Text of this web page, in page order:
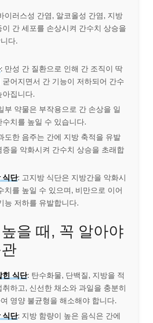
이러스성 간염, 알코올성 간염, 지방
이 간 세포를 손상시켜 간수치 상승을
다.
: 만성 간 질환으로 인해 간 조직이 딱
굳어지면서 간 기능이 저하되어 간수
아집니다.
부 약물은 부작용으로 간 손상을 일
수치를 높일 수 있습니다.
도한 음주는 간에 지방 축적을 유발
증을 악화시켜 간수치 상승을 초래합
식단: 고지방 식단은 지방간을 악화시
치를 높일 수 있으며, 비만으로 이어
능 저하를 유발합니다.
을 때, 꼭 알아야
힌 식단: 탄수화물, 단백질, 지방을 적
취하고, 신선한 채소와 과일을 충분히
영양 불균형을 해소해야 합니다.
식단: 지방 함량이 높은 음식은 간에